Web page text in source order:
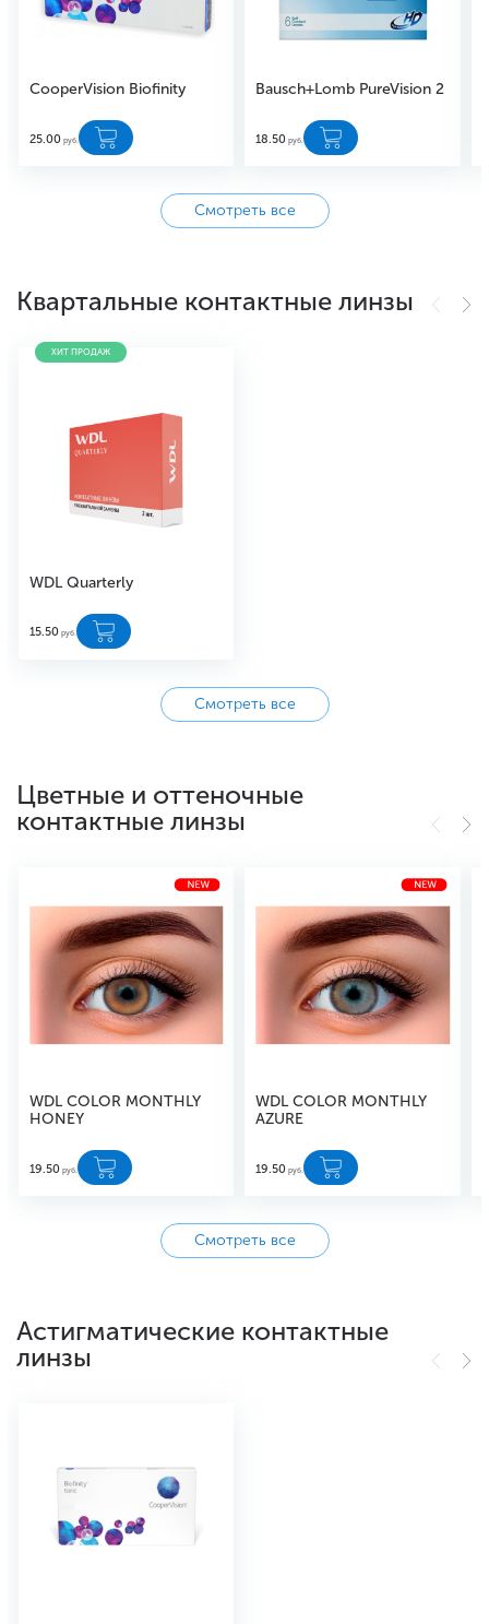
CooperVision Biofinity
25.00 руб.
Bausch+Lomb PureVision 2
18.50 руб.
Смотреть все
Квартальные контактные линзы
WDL Quarterly
15.50 руб.
ХИТ ПРОДАЖ
Смотреть все
Цветные и оттеночные
контактные линзы
WDL COLOR MONTHLY
HONEY
19.50 руб.
WDL COLOR MONTHLY
AZURE
19.50 руб.
Смотреть все
Астигматические контактные
линзы